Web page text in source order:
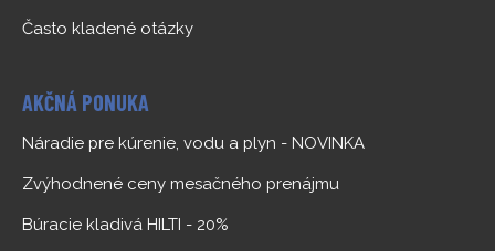
Často kladené otázky
AKČNÁ PONUKA
Náradie pre kúrenie, vodu a plyn - NOVINKA
Zvýhodnené ceny mesačného prenájmu
Búracie kladivá HILTI - 20%